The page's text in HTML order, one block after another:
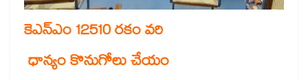
కెఎన్ఎం 12510 రకం వరి
ధాన్యం కొనుగోలు చేయం